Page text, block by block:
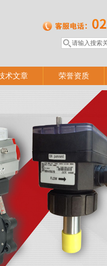
术文章 荣誉资质